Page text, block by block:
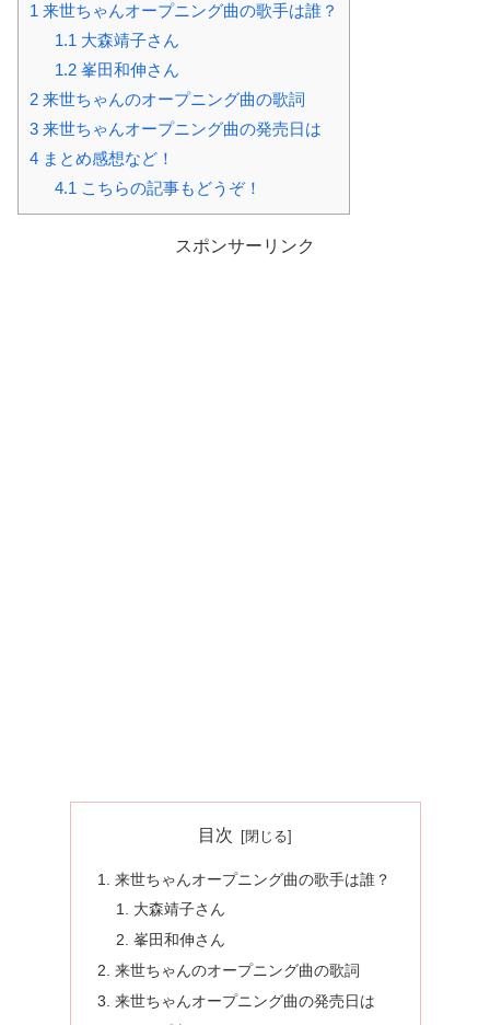
1 来世ちゃんオープニング曲の歌手は誰？
1.1 大森靖子さん
1.2峯田和伸さん
2 来世ちゃんのオープニング曲の歌詞
3 来世ちゃんオープニング曲の発売日は
4 まとめ感想など！
4.1 こちらの記事もどうぞ！
スポンサーリンク
目次
来世ちゃんオープニング曲の歌手は誰？
大森靖子さん
峯田和伸さん
来世ちゃんのオープニング曲の歌詞
来世ちゃんオープニング曲の発売日は